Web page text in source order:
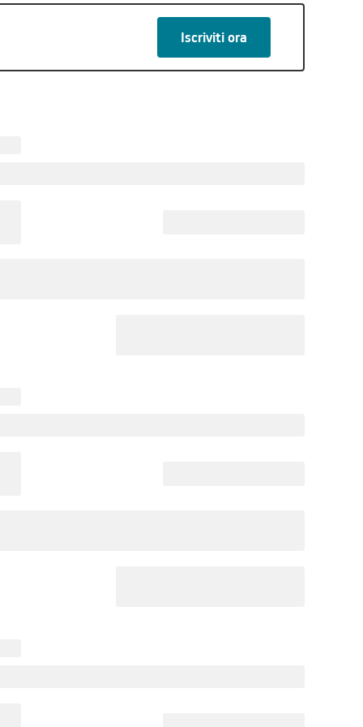
un ulteriore bagno e terrazzi da cui si gode di
bagno. Il meraviglioso portico,
Iscriviti ora